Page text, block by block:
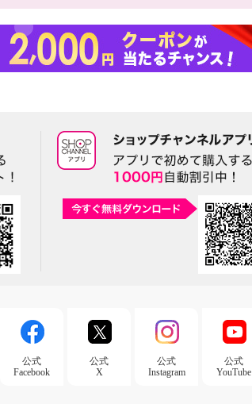
公式
Facebook
公式
X
公式
Instagram
公式
YouTube